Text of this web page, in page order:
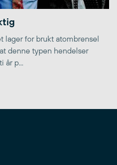
lager for brukt atombrensel
denne typen hendelser
år p...